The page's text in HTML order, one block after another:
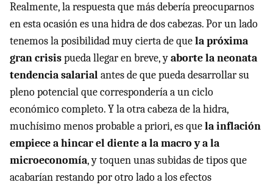
Realmente, la respuesta que más debería preocuparnos
en esta ocasión es una hidra de dos cabezas. Por un lado
tenemos la posibilidad muy cierta de quela próxima
gran crisispueda llegar en breve, yaborte la neonata
tendencia salarialantes de que pueda desarrollar su
pleno potencial que correspondería a un ciclo
económico completo. Y la otra cabeza de la hidra,
muchísimo menos probable a priori, es quela inflación
empiece a hincar el diente a la macro y a la
microeconomía, y toquen unas subidas de tipos que
acabarían restando por otro lado a los efectos